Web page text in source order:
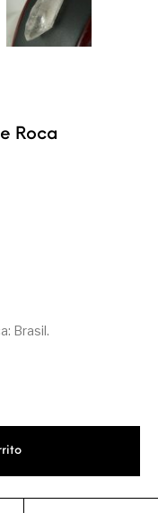
Roca
Brasil.